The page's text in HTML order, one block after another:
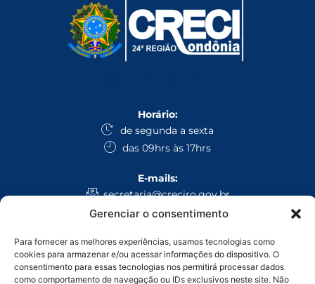
Gerenciar o consentimento
Para fornecer as melhores experiências, usamos tecnologias como
cookies para armazenar e/ou acessar informações do dispositivo. O
consentimento para essas tecnologias nos permitirá processar dados
como comportamento de navegação ou IDs exclusivos neste site. Não
Horário:
de segunda a sexta
das 09hrs às 17hrs
E-mails:
secretaria@creciro.gov.br
fiscalizacao@creciro.gov.br
WhatsApp:
Administrativo Geral: (69) 3224-1008